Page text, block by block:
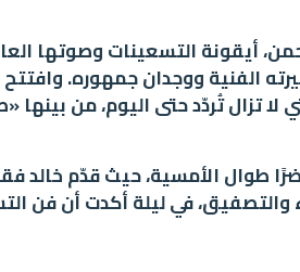
أيقونة التسعينات وصوتها
ووجدان جمهوره. وافتتح
تزال تُردّد حتى اليوم، من بينها
طوال الأمسية، حيث قدّم
في ليلة أكدت أن فن